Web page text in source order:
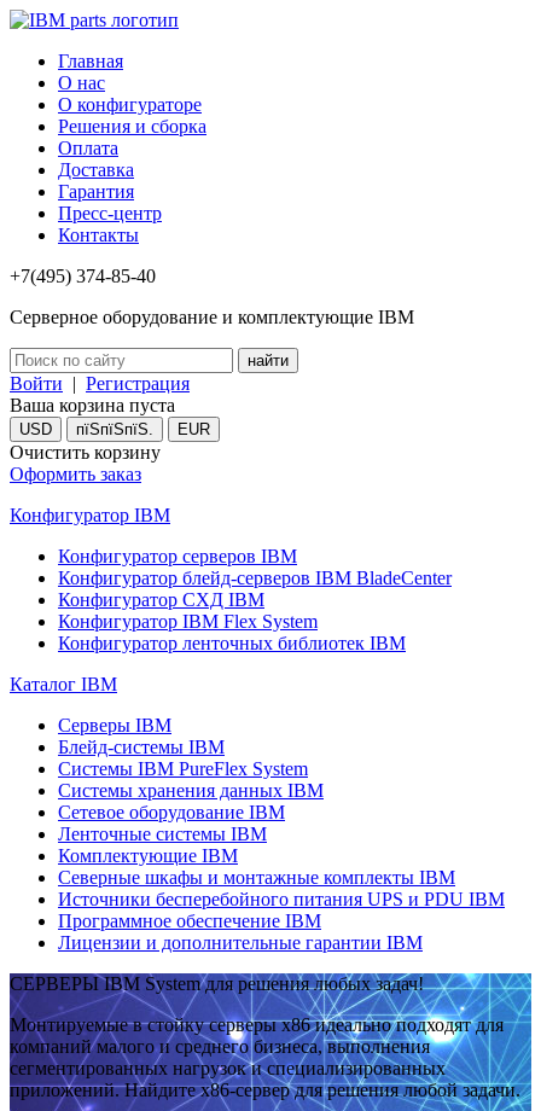
Главная
О нас
О конфигураторе
Решения и сборка
Оплата
Доставка
Гарантия
Пресс-центр
Контакты
+7(495) 374-85-40
Серверное оборудование и комплектующие IBM
Войти | Регистрация
Ваша корзина пуста
USD пїЅпїЅпїЅ. EUR
Очистить корзину
Оформить заказ
Конфигуратор IBM
Конфигуратор серверов IBM
Конфигуратор блейд-серверов IBM BladeCenter
Конфигуратор СХД IBM
Конфигуратор IBM Flex System
Конфигуратор ленточных библиотек IBM
Каталог IBM
Серверы IBM
Блейд-системы IBM
Системы IBM PureFlex System
Системы хранения данных IBM
Сетевое оборудование IBM
Ленточные системы IBM
Комплектующие IBM
Северные шкафы и монтажные комплекты IBM
Источники бесперебойного питания UPS и PDU IBM
Программное обеспечение IBM
Лицензии и дополнительные гарантии IBM
СЕРВЕРЫ IBM System для решения любых задач!
Монтируемые в стойку серверы x86 идеально подходят для
компаний малого и среднего бизнеса, выполнения
сегментированных нагрузок и специализированных
приложений. Найдите x86-сервер для решения любой задачи.